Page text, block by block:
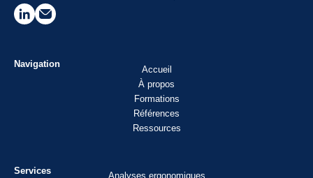
Navigation
Accueil
À propos
Formations
Références
Ressources
Services Analyses ergonomiques